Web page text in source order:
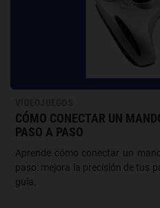
CÓMO CONECTAR UN
PASO A PASO
Aprende cómo conectar un
paso: mejora la precisión de tus
guía.